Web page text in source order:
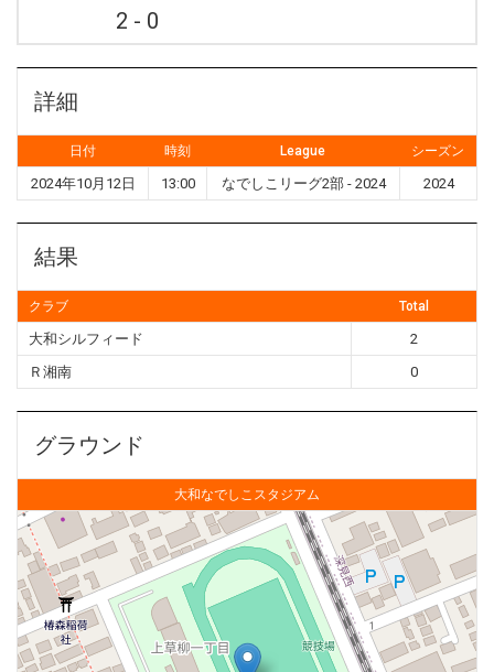
2 - 0
詳細
日付 時刻 League シーズン
2024年10月12日 13:00 なでしこリーグ2部 - 2024 2024
結果
クラブ Total
大和シルフィード
2
Ｒ湘南
0
グラウンド
大和なでしこスタジアム